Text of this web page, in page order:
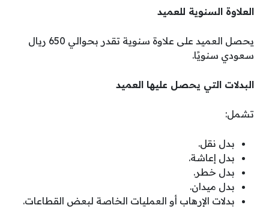
العلاوة السنوية للعميد
يحصل العميد على علاوة سنوية تقدر بحوالي 650 ريال
سعودي سنويًا.
البدلات التي يحصل عليها العميد
تشمل:
بدل نقل.
بدل إعاشة.
بدل خطر.
بدل ميدان.
بدلات الإرهاب أو العمليات الخاصة لبعض القطاعات.